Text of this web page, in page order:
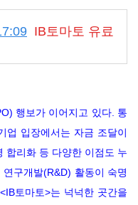
IB토마토 유료
행보가 이어지고 있다. 통
업 입장에서는 자금 조달이
합리화 등 다양한 이점도 누
구개발(R&D) 활동이 숙명
토마토>는 넉넉한 곳간을